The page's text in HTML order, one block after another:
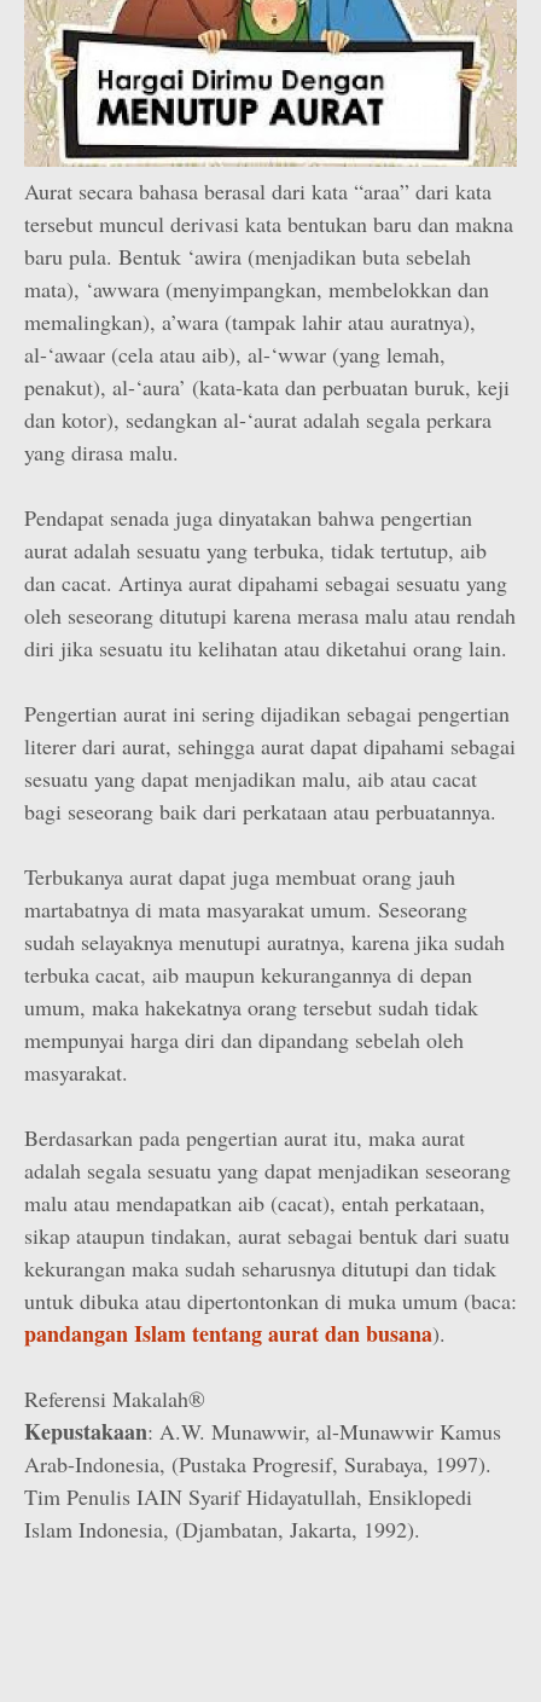
Aurat secara bahasa berasal dari kata “araa” dari kata
tersebut muncul derivasi kata bentukan baru dan makna
baru pula. Bentuk ‘awira (menjadikan buta sebelah
mata), ‘awwara (menyimpangkan, membelokkan dan
memalingkan), a’wara (tampak lahir atau auratnya),
al-‘awaar (cela atau aib), al-‘wwar (yang lemah,
penakut), al-‘aura’ (kata-kata dan perbuatan buruk, keji
dan kotor), sedangkan al-‘aurat adalah segala perkara
yang dirasa malu.
Pendapat senada juga dinyatakan bahwa pengertian
aurat adalah sesuatu yang terbuka, tidak tertutup, aib
dan cacat. Artinya aurat dipahami sebagai sesuatu yang
oleh seseorang ditutupi karena merasa malu atau rendah
diri jika sesuatu itu kelihatan atau diketahui orang lain.
Pengertian aurat ini sering dijadikan sebagai pengertian
literer dari aurat, sehingga aurat dapat dipahami sebagai
sesuatu yang dapat menjadikan malu, aib atau cacat
bagi seseorang baik dari perkataan atau perbuatannya.
Terbukanya aurat dapat juga membuat orang jauh
martabatnya di mata masyarakat umum. Seseorang
sudah selayaknya menutupi auratnya, karena jika sudah
terbuka cacat, aib maupun kekurangannya di depan
umum, maka hakekatnya orang tersebut sudah tidak
mempunyai harga diri dan dipandang sebelah oleh
masyarakat.
Berdasarkan pada pengertian aurat itu, maka aurat
adalah segala sesuatu yang dapat menjadikan seseorang
malu atau mendapatkan aib (cacat), entah perkataan,
sikap ataupun tindakan, aurat sebagai bentuk dari suatu
kekurangan maka sudah seharusnya ditutupi dan tidak
untuk dibuka atau dipertontonkan di muka umum (baca:
pandangan Islam tentang aurat dan busana).
Referensi Makalah®
Kepustakaan: A.W. Munawwir, al-Munawwir Kamus
Arab-Indonesia, (Pustaka Progresif, Surabaya, 1997).
Tim Penulis IAIN Syarif Hidayatullah, Ensiklopedi
Islam Indonesia, (Djambatan, Jakarta, 1992).